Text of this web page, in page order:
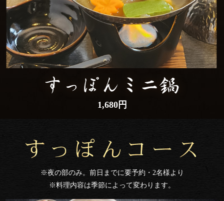
1,680円
※夜の部のみ。前日までに要予約・2名様より
※料理内容は季節によって変わります。